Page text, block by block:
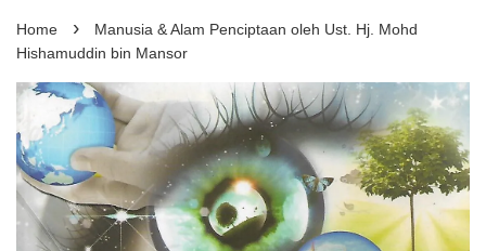
Home ›
Manusia & Alam Penciptaan oleh Ust. Hj. Mohd
Hishamuddin bin Mansor